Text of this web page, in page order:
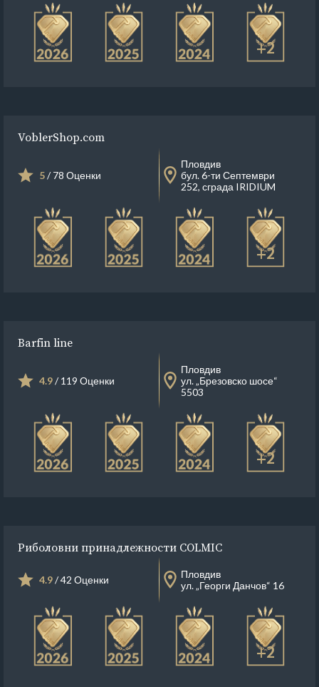
+2
VoblerShop.com
5/ 78 Оценки
Пловдив
бул. 6-ти Септември
252, сграда IRIDIUM
+2
Barfin line
4.9/ 119 Оценки
Пловдив
ул. „Брезовско шосе“
5503
+2
Риболовни принадлежности COLMIC
4.9/ 42 Оценки
Пловдив
ул. „Георги Данчов“ 16
+2